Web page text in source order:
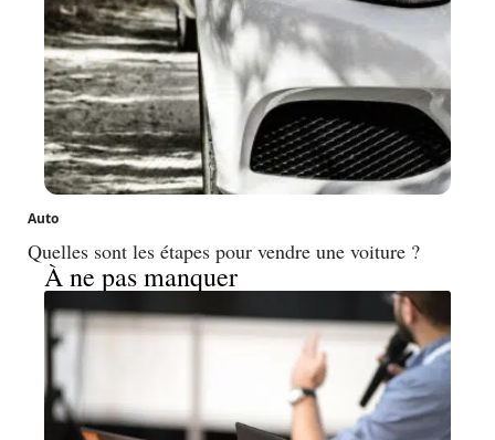
Auto
Quelles sont les étapes pour vendre une voiture ?
À ne pas manquer